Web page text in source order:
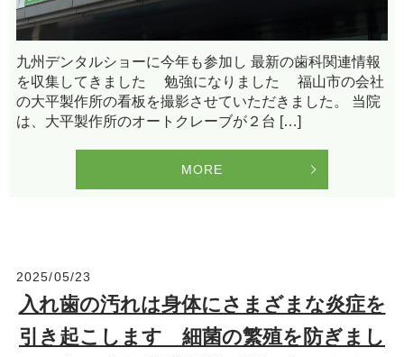
九州デンタルショーに今年も参加し 最新の歯科関連情報
を収集してきました 勉強になりました 福山市の会社
の大平製作所の看板を撮影させていただきました。 当院
は、大平製作所のオートクレーブが２台 […]
MORE
2025/05/23
入れ歯の汚れは身体にさまざまな炎症を
引き起こします 細菌の繁殖を防ぎまし